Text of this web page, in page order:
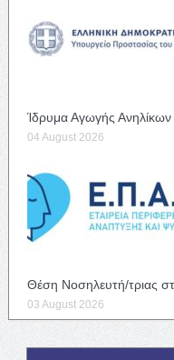
Ίδρυμα Αγωγής
04 August 2026
Θέση Νοσηλευτή/τριας
03 August 2026